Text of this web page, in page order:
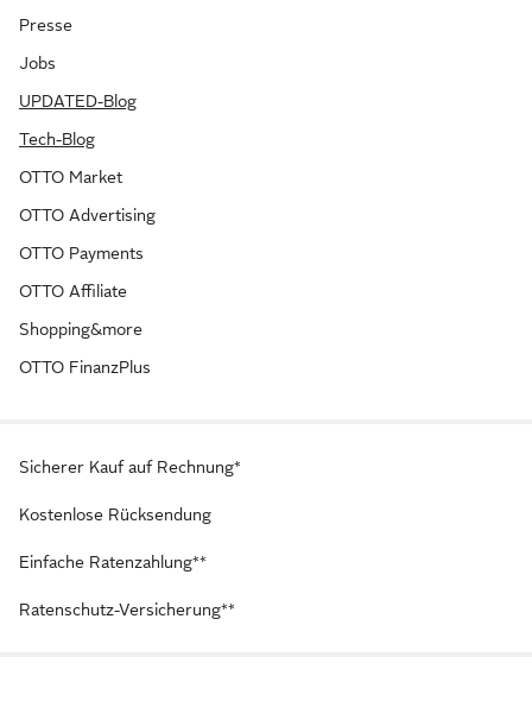
Presse
Jobs
UPDATED-Blog
Tech-Blog
OTTO Market
OTTO Advertising
OTTO Payments
OTTO Affiliate
Shopping&more
OTTO FinanzPlus
Sicherer Kauf auf Rechnung*
Kostenlose Rücksendung
Einfache Ratenzahlung**
Ratenschutz-Versicherung**